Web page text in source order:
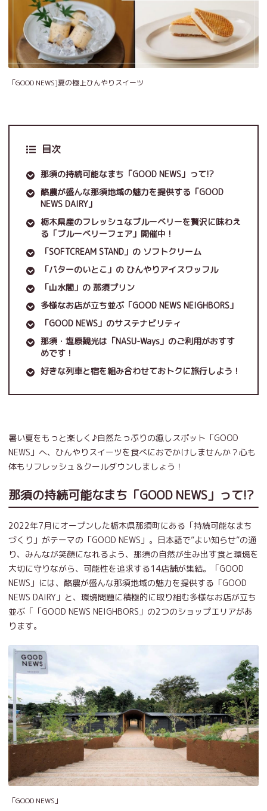
「GOOD NEWS]夏の極上ひんやりスイーツ
目次
那須の持続可能なまち「GOOD NEWS」って!?
酪農が盛んな那須地域の魅力を提供する「GOOD
NEWS DAIRY」
栃木県産のフレッシュなブルーベリーを贅沢に味わえ
る「ブルーベリーフェア」開催中！
「SOFTCREAM STAND」の ソフトクリーム
「バターのいとこ」の ひんやりアイスワッフル
「山水閣」の 那須プリン
多様なお店が立ち並ぶ「GOOD NEWS NEIGHBORS」
「GOOD NEWS」のサステナビリティ
那須・塩原観光は「NASU-Ways」のご利用がおすす
めです！
好きな列車と宿を組み合わせておトクに旅行しよう！
暑い夏をもっと楽しく♪自然たっぷりの癒しスポット「GOOD
NEWS」へ、ひんやりスイーツを食べにおでかけしませんか？心も
体もリフレッシュ＆クールダウンしましょう！
那須の持続可能なまち「GOOD NEWS」って!?
2022年7月にオープンした栃木県那須町にある「持続可能なまち
づくり」がテーマの「GOOD NEWS」。日本語で”よい知らせ”の通
り、みんなが笑顔になれるよう、那須の自然が生み出す食と環境を
大切に守りながら、可能性を追求する14店舗が集結。「GOOD
NEWS」には、酪農が盛んな那須地域の魅力を提供する「GOOD
NEWS DAIRY」と、環境問題に積極的に取り組む多様なお店が立ち
並ぶ「「GOOD NEWS NEIGHBORS」の2つのショップエリアがあ
ります。
「GOOD NEWS」